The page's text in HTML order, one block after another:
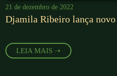
21 de dezembro de 2022
Djamila Ribeiro lança
LEIA MAIS ➝